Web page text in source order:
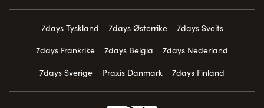
7days Tyskland 7days Østerrike
7days Sveits
7days Frankrike
7days Belgia
7days Nederland
7days Sverige
Praxis Danmark 7days Finland